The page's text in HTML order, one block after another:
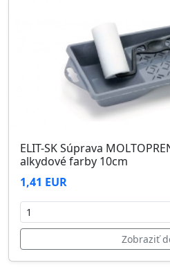
ELIT-SK Súprava
alkydové farby 10cm
1,41 EUR
Zobraziť